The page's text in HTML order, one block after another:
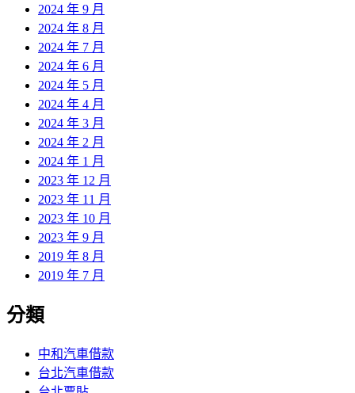
2024 年 9 月
2024 年 8 月
2024 年 7 月
2024 年 6 月
2024 年 5 月
2024 年 4 月
2024 年 3 月
2024 年 2 月
2024 年 1 月
2023 年 12 月
2023 年 11 月
2023 年 10 月
2023 年 9 月
2019 年 8 月
2019 年 7 月
分類
中和汽車借款
台北汽車借款